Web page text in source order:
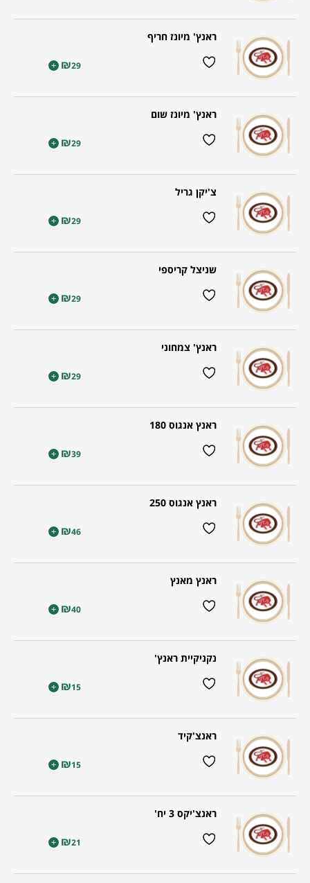
ראנץ' מיונז חריף
₪29
+
ראנץ' מיונז שום
₪29
+
צ'יקן גריל
₪29
+
שניצל קריספי
₪29
+
ראנץ' צמחוני
₪29
+
ראנץ אנגוס 180
₪39
+
ראנץ אנגוס 250
₪46
+
ראנץ מאנץ
₪40
+
נקניקיית ראנץ'
₪15
+
ראנצ'קיד
₪15
+
ראנצ'יקס 3 יח'
₪21
+